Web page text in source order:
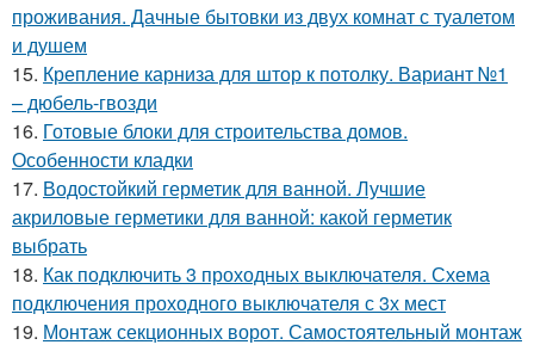
проживания. Дачные бытовки из двух комнат с туалетом
и душем
15. Крепление карниза для штор к потолку. Вариант №1
– дюбель-гвозди
16. Готовые блоки для строительства домов.
Особенности кладки
17. Водостойкий герметик для ванной. Лучшие
акриловые герметики для ванной: какой герметик
выбрать
18. Как подключить 3 проходных выключателя. Схема
подключения проходного выключателя с 3х мест
19. Монтаж секционных ворот. Самостоятельный монтаж